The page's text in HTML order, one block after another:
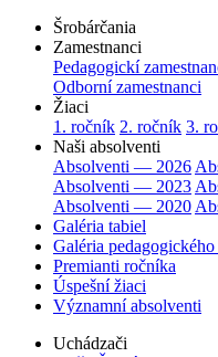
Šrobárčania
Zamestnanci
Pedagogickí
Odborní zamestnanci
Žiaci
1. ročník 2. ročník 3.
Naši absolventi
Absolventi — 2026
Absolventi — 2023
Absolventi — 2020
Galéria tabiel
Galéria
Premianti ročníka
Úspešní žiaci
Významní absolventi
Uchádzači